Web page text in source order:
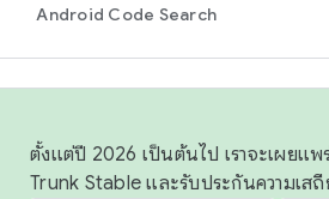
Android Code Search
ตั้งแต่ปี 2026 เป็นต้นไป เราจะเผยแ
Trunk Stable และรับประกันความเส